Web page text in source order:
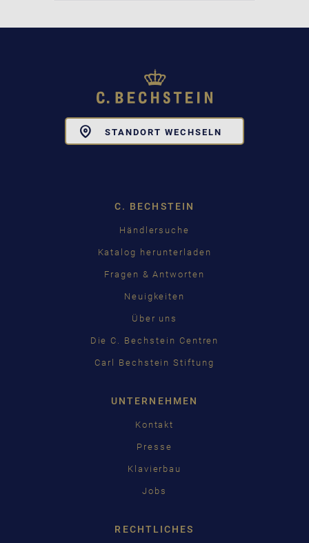
STANDORT WECHSELN
C. BECHSTEIN
Händlersuche
Katalog herunterladen
Fragen & Antworten
Neuigkeiten
Über uns
Die C. Bechstein Centren
Carl Bechstein Stiftung
UNTERNEHMEN
Kontakt
Presse
Klavierbau
Jobs
RECHTLICHES